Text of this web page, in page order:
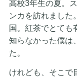
高校3年生の夏。
ンカを訪れました
国。紅茶でとても
知らなかった僕は
た。
けれども、そこで